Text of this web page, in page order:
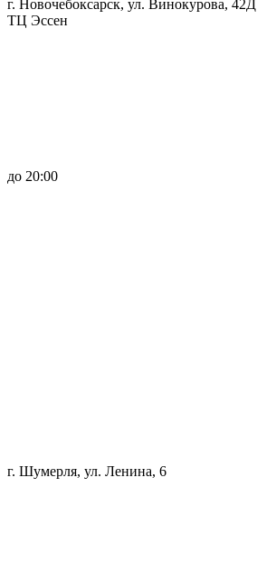
г. Новочебоксарск, ул. Винокурова, 42Д
ТЦ Эссен
до 20:00
г. Шумерля, ул. Ленина, 6